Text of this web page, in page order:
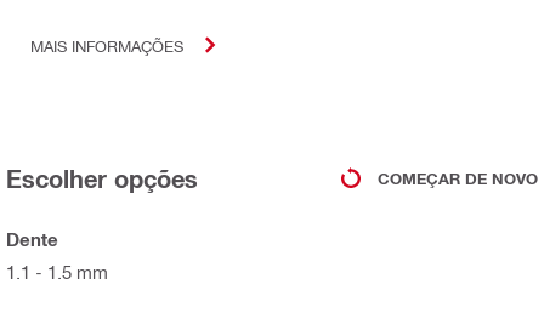
MAIS INFORMAÇÕES
Escolher opções COMEÇAR DE NOVO
Dente
1.1 - 1.5 mm